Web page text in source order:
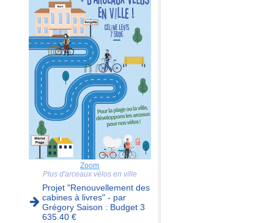
Zoom
Plus d'arceaux vélos en ville
Projet "Renouvellement des
cabines à livres" - par
Grégory Saison : Budget 3
635.40 €